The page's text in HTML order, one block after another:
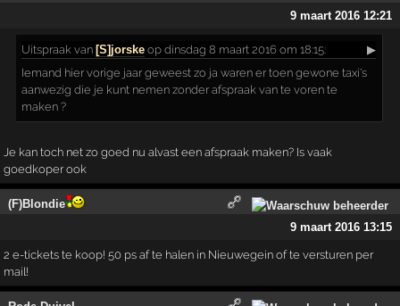
9 maart 2016 12:21
Uitspraak van [S]jorske op dinsdag 8 maart 2016 om 18:15:
▶
Iemand hier vorige jaar geweest zo ja waren er toen gewone taxi's
aanwezig die je kunt nemen zonder afspraak van te voren te
maken ?
Je kan toch net zo goed nu alvast een afspraak maken? Is vaak
goedkoper ook
(F)Blondie
9 maart 2016 13:15
2 e-tickets te koop! 50 ps af te halen in Nieuwegein of te versturen per
mail!